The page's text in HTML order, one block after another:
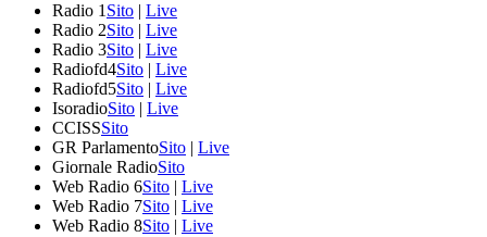
Radio 1 Sito | Live
Radio 2Sito | Live
Radio 3Sito | Live
Radiofd4Sito | Live
Radiofd5Sito | Live
IsoradioSito | Live
CCISSSito
GR ParlamentoSito | Live
Giornale RadioSito
Web Radio 6Sito | Live
Web Radio 7Sito | Live
Web Radio 8Sito | Live